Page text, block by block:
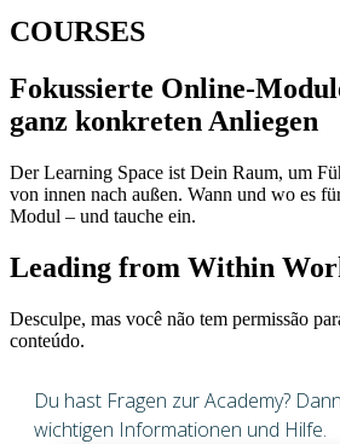
COURSES
Fokussierte Online-
ganz konkreten Anliegen
Der Learning Space ist Dein Raum, um
von innen nach außen. Wann und wo es
Modul – und tauche ein.
Leading from Within
Desculpe, mas você não tem permissão
conteúdo.
Du hast Fragen zur Academy?
wichtigen Informationen und Hilfe.